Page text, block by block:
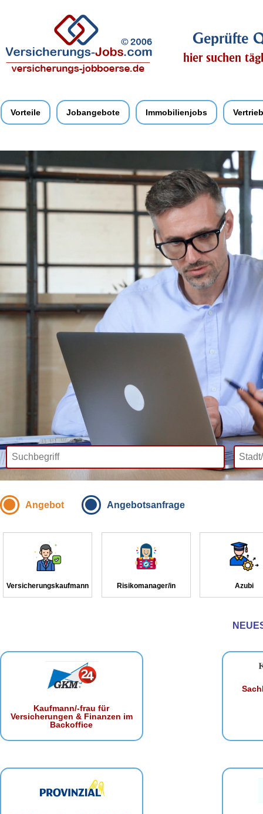
Geprüfte
hier suchen
Vorteile Jobangebote Immobilienjobs Vertrieb
Angebot Angebotsanfrage
Versicherungskaufmann Risikomanager/in Azubi
Kaufmann/-frau für
Versicherungen & Finanzen im
Backoffice